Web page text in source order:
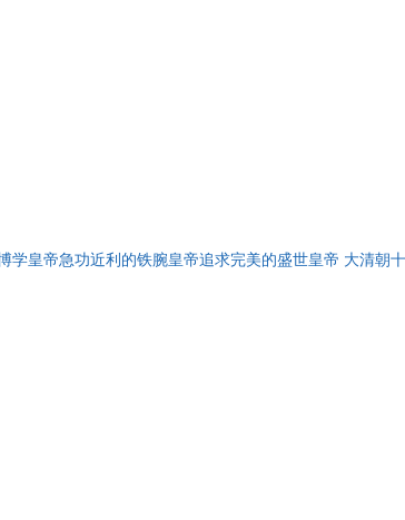
学皇帝急功近利的铁腕皇帝追求完美的盛世皇帝 大清朝